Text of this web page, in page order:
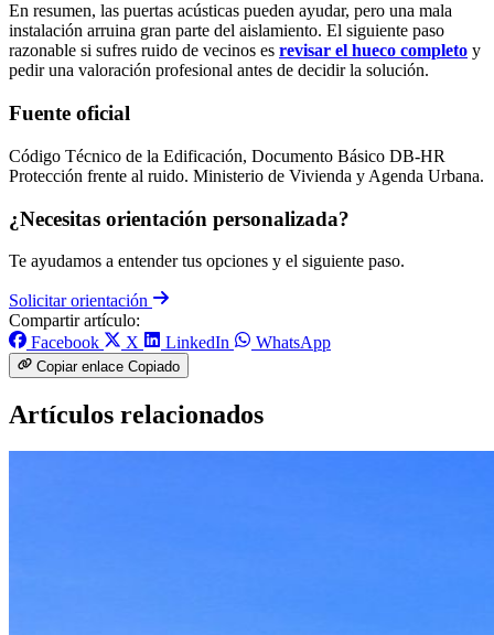
En resumen, las puertas acústicas pueden ayudar, pero una mala
instalación arruina gran parte del aislamiento. El siguiente paso
razonable si sufres ruido de vecinos es revisar el hueco completo y
pedir una valoración profesional antes de decidir la solución.
Fuente oficial
Código Técnico de la Edificación, Documento Básico DB-HR
Protección frente al ruido. Ministerio de Vivienda y Agenda Urbana.
¿Necesitas orientación personalizada?
Te ayudamos a entender tus opciones y el siguiente paso.
Solicitar orientación
Compartir artículo:
Facebook
X LinkedIn WhatsApp
Copiar enlace Copiado
Artículos relacionados